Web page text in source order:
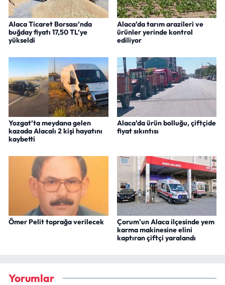
Alaca Ticaret Borsası’nda
buğday fiyatı 17,50 TL’ye
yükseldi
Alaca’da tarım arazileri ve
ürünler yerinde kontrol
ediliyor
Yozgat’ta meydana gelen
kazada Alacalı 2 kişi hayatını
kaybetti
Alaca’da ürün bolluğu, çiftçide
fiyat sıkıntısı
Ömer Pelit toprağa verilecek
Çorum'un Alaca ilçesinde yem
karma makinesine elini
kaptıran çiftçi yaralandı
Yorumlar